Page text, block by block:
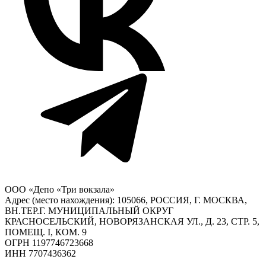
ООО «Депо «Три вокзала»
Адрес (место нахождения): 105066, РОССИЯ, Г. МОСКВА,
ВН.ТЕР.Г. МУНИЦИПАЛЬНЫЙ ОКРУГ
КРАСНОСЕЛЬСКИЙ, НОВОРЯЗАНСКАЯ УЛ., Д. 23, СТР. 5,
ПОМЕЩ. I, КОМ. 9
ОГРН 1197746723668
ИНН 7707436362